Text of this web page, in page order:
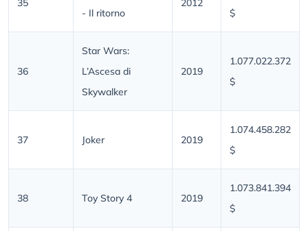
35
- Il ritorno
2012
$
36
Star Wars:
L’Ascesa di
Skywalker
2019
1.077.022.372
$
37 Joker 2019
1.074.458.282
$
38 Toy Story 4 2019
1.073.841.394
$